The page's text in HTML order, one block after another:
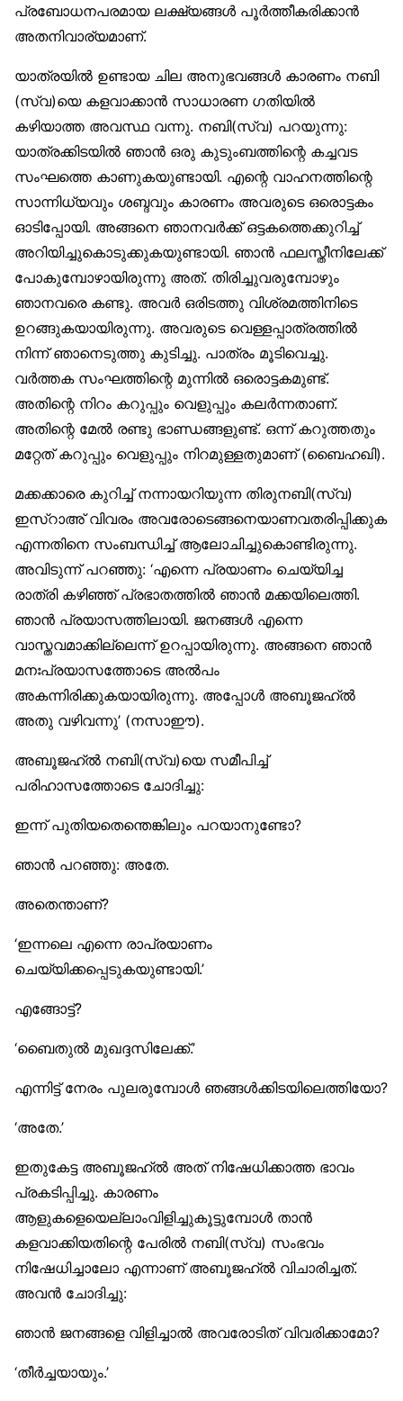
പ്രബോധനപരമായ ലക്ഷ്യങ്ങൾ പൂർത്തീകരിക്കാൻ
അതനിവാര്യമാണ്.
യാത്രയിൽ ഉണ്ടായ ചില അനുഭവങ്ങൾ കാരണം നബി
(സ്വ)യെ കളവാക്കാൻ സാധാരണ ഗതിയിൽ
കഴിയാത്ത അവസ്ഥ വന്നു. നബി(സ്വ) പറയുന്നു:
യാത്രക്കിടയിൽ ഞാൻ ഒരു കുടുംബത്തിന്റെ കച്ചവട
സംഘത്തെ കാണുകയുണ്ടായി. എന്റെ വാഹനത്തിന്റെ
സാന്നിധ്യവും ശബ്ദവും കാരണം അവരുടെ ഒരൊട്ടകം
ഓടിപ്പോയി. അങ്ങനെ ഞാനവർക്ക് ഒട്ടകത്തെക്കുറിച്ച്
അറിയിച്ചുകൊടുക്കുകയുണ്ടായി. ഞാൻ ഫലസ്തീനിലേക്ക്
പോകുമ്പോഴായിരുന്നു അത്. തിരിച്ചുവരുമ്പോഴും
ഞാനവരെ കണ്ടു. അവർ ഒരിടത്തു വിശ്രമത്തിനിടെ
ഉറങ്ങുകയായിരുന്നു. അവരുടെ വെള്ളപ്പാത്രത്തിൽ
നിന്ന് ഞാനെടുത്തു കുടിച്ചു. പാത്രം മൂടിവെച്ചു.
വർത്തക സംഘത്തിന്റെ മുന്നിൽ ഒരൊട്ടകമുണ്ട്.
അതിന്റെ നിറം കറുപ്പും വെളുപ്പും കലർന്നതാണ്.
അതിന്റെ മേൽ രണ്ടു ഭാണ്ഡങ്ങളുണ്ട്. ഒന്ന് കറുത്തതും
മറ്റേത് കറുപ്പും വെളുപ്പും നിറമുള്ളതുമാണ് (ബൈഹഖി).
മക്കക്കാരെ കുറിച്ച് നന്നായറിയുന്ന തിരുനബി(സ്വ)
ഇസ്‌റാഅ് വിവരം അവരോടെങ്ങനെയാണവതരിപ്പിക്കുക
എന്നതിനെ സംബന്ധിച്ച് ആലോചിച്ചുകൊണ്ടിരുന്നു.
അവിടുന്ന് പറഞ്ഞു: ‘എന്നെ പ്രയാണം ചെയ്യിച്ച
രാത്രി കഴിഞ്ഞ് പ്രഭാതത്തിൽ ഞാൻ മക്കയിലെത്തി.
ഞാൻ പ്രയാസത്തിലായി. ജനങ്ങൾ എന്നെ
വാസ്തവമാക്കില്ലെന്ന് ഉറപ്പായിരുന്നു. അങ്ങനെ ഞാൻ
മനഃപ്രയാസത്തോടെ അൽപം
അകന്നിരിക്കുകയായിരുന്നു. അപ്പോൾ അബൂജഹ്ൽ
അതു വഴിവന്നു’ (നസാഈ).
അബൂജഹ്ൽ നബി(സ്വ)യെ സമീപിച്ച്
പരിഹാസത്തോടെ ചോദിച്ചു:
ഇന്ന് പുതിയതെന്തെങ്കിലും പറയാനുണ്ടോ?
ഞാൻ പറഞ്ഞു: അതേ.
അതെന്താണ്?
‘ഇന്നലെ എന്നെ രാപ്രയാണം
ചെയ്യിക്കപ്പെടുകയുണ്ടായി.’
എങ്ങോട്ട്?
‘ബൈതുൽ മുഖദ്ദസിലേക്ക്.’
എന്നിട്ട് നേരം പുലരുമ്പോൾ ഞങ്ങൾക്കിടയിലെത്തിയോ?
‘അതേ.’
ഇതുകേട്ട അബൂജഹ്ൽ അത് നിഷേധിക്കാത്ത ഭാവം
പ്രകടിപ്പിച്ചു. കാരണം
ആളുകളെയെല്ലാംവിളിച്ചുകൂട്ടുമ്പോൾ താൻ
കളവാക്കിയതിന്റെ പേരിൽ നബി(സ്വ) സംഭവം
നിഷേധിച്ചാലോ എന്നാണ് അബൂജഹ്ൽ വിചാരിച്ചത്.
അവൻ ചോദിച്ചു:
ഞാൻ ജനങ്ങളെ വിളിച്ചാൽ അവരോടിത് വിവരിക്കാമോ?
‘തീർച്ചയായും.’